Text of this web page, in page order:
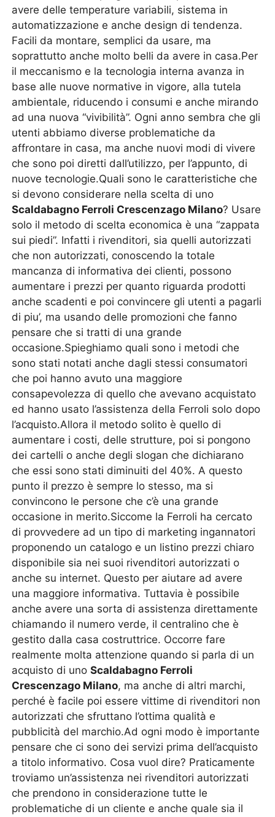
avere delle temperature variabili, sistema in
automatizzazione e anche design di tendenza.
Facili da montare, semplici da usare, ma
soprattutto anche molto belli da avere in casa.Per
il meccanismo e la tecnologia interna avanza in
base alle nuove normative in vigore, alla tutela
ambientale, riducendo i consumi e anche mirando
ad una nuova “vivibilità”. Ogni anno sembra che gli
utenti abbiamo diverse problematiche da
affrontare in casa, ma anche nuovi modi di vivere
che sono poi diretti dall’utilizzo, per l’appunto, di
nuove tecnologie.Quali sono le caratteristiche che
si devono considerare nella scelta di uno
Scaldabagno Ferroli Crescenzago Milano? Usare
solo il metodo di scelta economica è una “zappata
sui piedi”. Infatti i rivenditori, sia quelli autorizzati
che non autorizzati, conoscendo la totale
mancanza di informativa dei clienti, possono
aumentare i prezzi per quanto riguarda prodotti
anche scadenti e poi convincere gli utenti a pagarli
di piu’, ma usando delle promozioni che fanno
pensare che si tratti di una grande
occasione.Spieghiamo quali sono i metodi che
sono stati notati anche dagli stessi consumatori
che poi hanno avuto una maggiore
consapevolezza di quello che avevano acquistato
ed hanno usato l’assistenza della Ferroli solo dopo
l’acquisto.Allora il metodo solito è quello di
aumentare i costi, delle strutture, poi si pongono
dei cartelli o anche degli slogan che dichiarano
che essi sono stati diminuiti del 40%. A questo
punto il prezzo è sempre lo stesso, ma si
convincono le persone che c’è una grande
occasione in merito.Siccome la Ferroli ha cercato
di provvedere ad un tipo di marketing ingannatori
proponendo un catalogo e un listino prezzi chiaro
disponibile sia nei suoi rivenditori autorizzati o
anche su internet. Questo per aiutare ad avere
una maggiore informativa. Tuttavia è possibile
anche avere una sorta di assistenza direttamente
chiamando il numero verde, il centralino che è
gestito dalla casa costruttrice. Occorre fare
realmente molta attenzione quando si parla di un
acquisto di unoScaldabagno Ferroli
Crescenzago Milano, ma anche di altri marchi,
perché è facile poi essere vittime di rivenditori non
autorizzati che sfruttano l’ottima qualità e
pubblicità del marchio.Ad ogni modo è importante
pensare che ci sono dei servizi prima dell’acquisto
a titolo informativo. Cosa vuol dire? Praticamente
troviamo un’assistenza nei rivenditori autorizzati
che prendono in considerazione tutte le
problematiche di un cliente e anche quale sia il